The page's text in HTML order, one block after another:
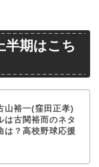
半期はこち
山裕一(窪田正孝)
は古関裕而のネタ
は？高校野球応援